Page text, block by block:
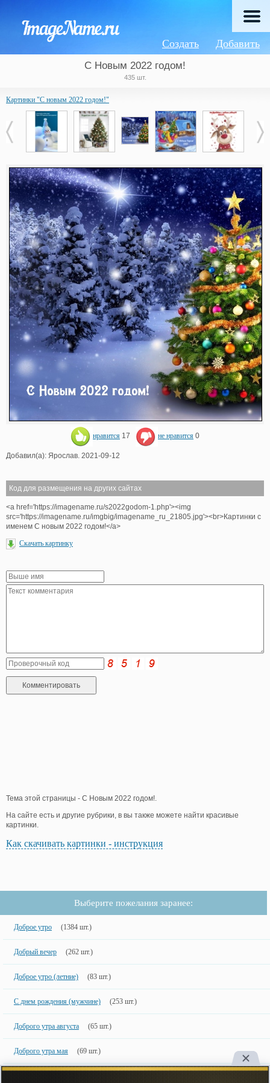
Добавить
Создать
С Новым 2022 годом!
435 шт.
Картинки "С новым 2022 годом!"
нравится 17 не нравится 0
Добавил(а): Ярослав. 2021-09-12
Код для размещения на других сайтах
<a href='https://imagename.ru/s2022godom-1.php'><img
src='https://imagename.ru/imgbig/imagename_ru_21805.jpg'><br>Картинки с
именем С новым 2022 годом!</a>
Скачать картинку
Тема этой страницы - С Новым 2022 годом!.
На сайте есть и другие рубрики, в вы также можете найти красивые
картинки.
Как скачивать картинки - инструкция
Выберите пожелания заранее:
Доброе утро (1384 шт.)
Добрый вечер (262 шт.)
Доброе утро (летние) (83 шт.)
С днем рождения (мужчине) (253 шт.)
Доброго утра августа (65 шт.)
Доброго утра мая (69 шт.)